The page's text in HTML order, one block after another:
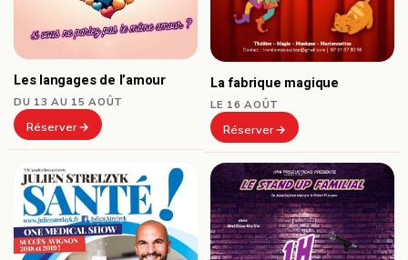
Les langages de l’amour
DU 13 AU 15 AOÛT
Réserver
La fabrique magique
LE 16 AOÛT
Réserver